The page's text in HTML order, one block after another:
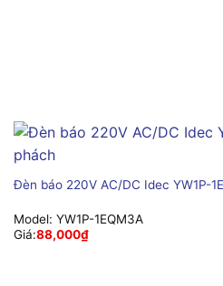
Đèn báo 220V AC/DC Idec YW1P-
Model: YW1P-1EQM3A
Giá:88,000₫